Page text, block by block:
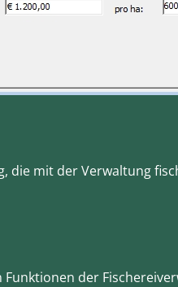
die mit der Verwaltung
der